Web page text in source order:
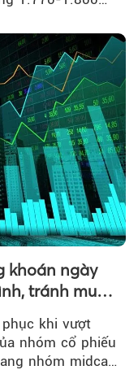
khoán ngày
tránh mua
khi vượt
nhóm cổ phiếu
nhóm midcap